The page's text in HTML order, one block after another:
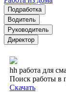
Подработка
Водитель
Руководитель
Директор
hh работа для
Поиск работы в
Скачать